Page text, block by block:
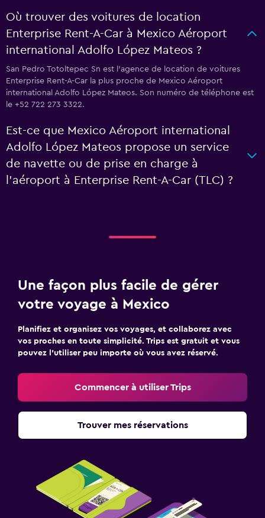
Où trouver des voitures de location
Enterprise Rent-A-Car à Mexico Aéroport
international Adolfo López Mateos ?
San Pedro Totoltepec Sn est l'agence de location de voitures
Enterprise Rent-A-Car la plus proche de Mexico Aéroport
international Adolfo López Mateos. Son numéro de téléphone est
le +52 722 273 3322.
Est-ce que Mexico Aéroport international
Adolfo López Mateos propose un service
de navette ou de prise en charge à
l’aéroport à Enterprise Rent-A-Car (TLC) ?
Une façon plus facile de gérer
votre voyage à Mexico
Planifiez et organisez vos voyages, et collaborez avec
vos proches en toute simplicité. Trips est gratuit et vous
pouvez l’utiliser peu importe où vous avez réservé.
Commencer à utiliser Trips
Trouver mes réservations